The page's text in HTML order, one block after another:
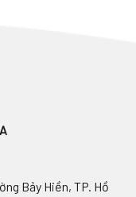
Bảy Hiền, TP. Hồ